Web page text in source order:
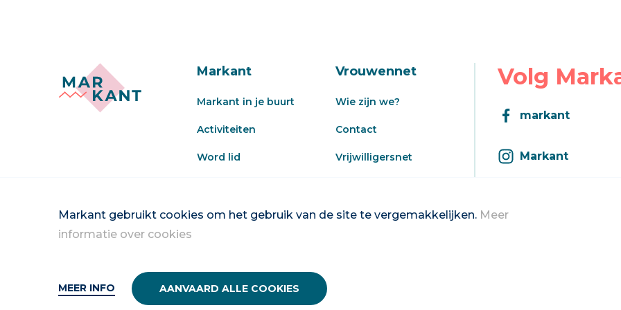
Markant gebruikt cookies om het gebruik van de site te vergemakkelijken. Meer
informatie over cookies
MEER INFO AANVAARD ALLE COOKIES
Markant
Markant in je buurt
Activiteiten
Word lid
Word vrijwilliger
Vrouwennet
Wie zijn we?
Contact
Vrijwilligersnet
Registratie aanbod
Volg
markant
Markant